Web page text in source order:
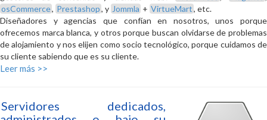
osCommerce, Prestashop, y Jommla + VirtueMart, etc.
Diseñadores y agencias que confían en nosotros, unos porque
ofrecemos marca blanca, y otros porque buscan olvidarse de problemas
de alojamiento y nos elijen como socio tecnológico, porque cuidamos de
su cliente sabiendo que es su cliente.
Leer más >>
Servidores dedicados,